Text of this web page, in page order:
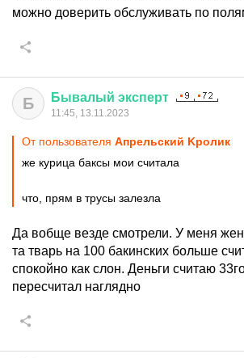
можно доверить обслуживать по
Б Бывалый эксперт
11:45, 13.11.2023
От пользователя Aпрельский Kролик
же курица баксы мои считала
что, прям в трусы залезла
Да вобще везде смотрели. У меня
та тварь на 100 бакинских больше
спокойно как слон. Деньги считаю
пересчитал наглядно